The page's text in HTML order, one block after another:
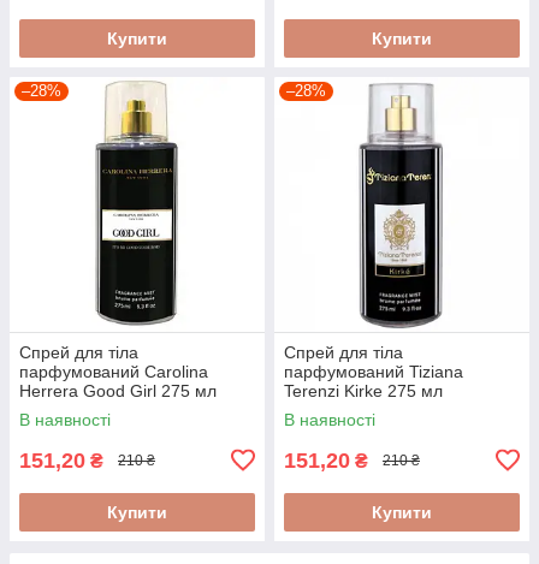
Купити Купити
–28%
Спрей для тіла
парфумований Carolina
Herrera Good Girl 275 мл
В наявності
151,20 ₴ 210 ₴
Купити
–28%
Спрей для тіла
парфумований Tiziana
Terenzi Kirke 275 мл
В наявності
151,20 ₴ 210 ₴
Купити